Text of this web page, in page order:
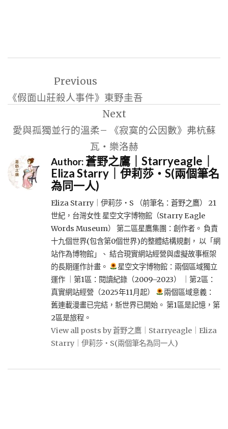
導
覽
Previous
《假面山莊殺人事件》東野圭吾
Next
愛與孤獨並行的溫柔– 《寂寞的公因數》弗杭蘇
瓦‧樂洛赫
Author:蒼野之鷹｜Starryeagle｜
Eliza Starry｜伊莉莎・S(兩個筆名
為同一人)
Eliza Starry｜伊莉莎・S （前筆名：蒼野之鷹） 21
世紀，台灣女性 星空文字博物館（Starry Eagle
Words Museum） 第二區星鷹集團：創作者。 負責
十九個世界(包含第0個世界)的整體結構規劃， 以「網
站作為博物館」、 結合現實網站經營與虛擬故事框架
的長期運作計畫。
星空文字博物館：兩個區域獨立
運作 ｜第1區：閱讀紀錄（2009–2023） ｜第2區：
真實網站經營（2025年11月起）
兩個區域意義：
舊連載漫畫已完結，新世界已開始。 第1區是記憶，第
2區是旅程。
View all posts by 蒼野之鷹｜Starryeagle｜Eliza
Starry｜伊莉莎・S(兩個筆名為同一人)